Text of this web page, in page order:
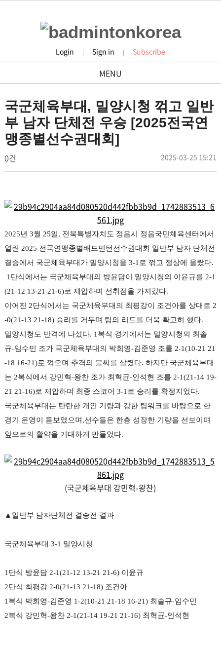
Login | Sign in | Subscribe
MENU
tournament
국군체육부대, 밀양시청 꺾고 일반
부 남자 단체전 우승 [2025전국연
맹종별선수권대회]
작
성
배
드
코
아
댓
글
0건
작
2025-03-25 15:21
문
2025년 3월 25일, 전북특별자치도 정읍시 정읍국민체육센터에서
열린 2025 전국연맹종별배드민턴선수권대회 일반부 남자 단체전
결승에서 국군체육부대가 밀양시청을 3-1로 꺾고 정상에 올랐다.
1단식에서는 국군체육부대의 방윤담이 밀양시청의 이윤규를 2-1
(21-12 13-21 21-6)로 제압하며 선취점을 가져갔다.
이어진 2단식에서는 국군체육부대의 최평강이 조건아를 상대로 2
-0(21-13 21-18) 승리를 거두며 팀의 리드를 더욱 확고히 했다.
밀양시청도 반격에 나섰다. 1복식 경기에서는 밀양시청의 최솔
규-임수민 조가 국군체육부대의 박희영-김준영 조를 2-1(10-21 21
-18 16-21)로 꺾으며 추격의 불씨를 살렸다. 하지만 국군체육부대
는 2복식에서 강민혁-왕찬 조가 최혁균-인석현 조를 2-1(21-14 19-
21 21-16)로 제압하며 최종 스코어 3-1로 승리를 확정지었다.
국군체육부대는 탄탄한 개인 기량과 강한 팀워크를 바탕으로 한
경기 운영이 돋보였으며,선수들은 한층 성장한 기량을 선보이며
앞으로의 활약을 기대하게 만들었다.
(국군체육부대 강민혁-왕찬)
▲일반부 남자단체전 결승전 결과
국군체육부대 3-1 밀양시청
1단식 방윤담 2-1(21-12 13-21 21-6) 이윤규
2단식 최평강 2-0(21-13 21-18) 조건아
1복식 박희영-김준영 1-2(10-21 21-18 16-21) 최솔규-임수민
2복식 강민혁-왕찬 2-1(21-14 19-21 21-16) 최혁균-인석현